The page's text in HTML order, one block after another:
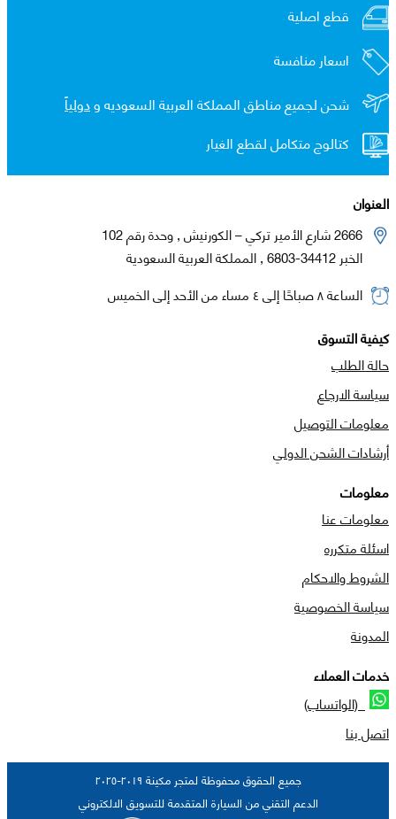
قطع اصلية
اسعار منافسة
شحن لجميع مناطق المملكة العربية السعوديه ودولياً
كتالوج متكامل لقطع الغيار
العنوان
2666 شارع الأمير تركي – الكورنيش , وحدة رقم 102
الخبر 34412-6803 , المملكة العربية السعودية
الساعة ٨ صباحًا إلى ٤ مساء من الأحد إلى الخميس
كيفية التسوق
حالة الطلب
سياسة الارجاع
معلومات التوصيل
أرشادات الشحن الدولي
معلومات
معلومات عنا
اسئلة متكرره
الشروط والاحكام
سياسة الخصوصية
المدونة
خدمات العملاء
(الواتساب)
اتصل بنا
جميع الحقوق محفوظة لمتجر مكينة ٢٠١٩-٢٠٢٥
الدعم التقني من السيارة المتقدمة للتسويق الالكتروني